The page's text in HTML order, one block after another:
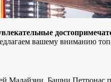
вашему вниманию
Малайзии. Башни